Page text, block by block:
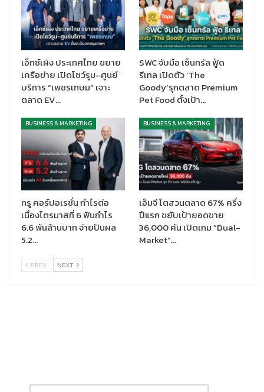
การให้ความสำคัญในการคัดแยกขยะ:โดยนำหลักการเศรษฐกิจ
และบริษัทในเครือ ให้พนักงานได้มีส่วนร่วมคัดแยกขยะในสำนักงาน
นอกจากนี้ยังจัดตั้งโครงการคัดแยกขวดที่นำกลับมาใช้ใหม่ได้ ยก
ตัวอย่างโครงการ Can 2 Can: การเก็บกระป๋องเครื่องดื่มอลูมิเนียม
จากผู้บริโภคกลับมาคัดแยก แล้วนำไปสู่กระบวนการรีไซเคิล ซึ่งในปี
63 สามารถเก็บกระป๋องอลูมิเนียมกลับมาได้ทั้งสิ้น 1,256 ตัน (89 ล้าน
ใบ) หรือ 21% ของปริมาณทั้งหมดที่บริษัทจำหน่ายทั่วประเทศ รวมถึง
การนำขวดแก้วกลับมาหมุนเวียนเพื่อใช้ซ้ำและรีไซเคิลถึง 82%
โดยล่าสุด“ช้าง โคลด์ บรูว์”หนึ่งในผลิตภัณฑ์ที่ขายดี และมีภาพ
ลักษณ์พรีเมียมโดนใจกลุ่มลูกค้ารุ่นใหม่ ได้มีการออกบรรจุภัณฑ์ใหม่
“ช้างโคลด์ บรูว์” Recyclable Pack ที่ตอบโจทย์ในเรื่องของรูป
ลักษณ์ที่พรีเมียม ทันสมัย และช่วยเพิ่มความสะดวกสบายให้กับลูกค้า
คืนบรรจุภัณฑ์ (Drop off) เพื่อให้ลูกค้าทุกคนสามารถนำบรรจุภัณฑ์ที่
เอ็กซ์เผิง ประเทศไทย ขยาย
เครือข่าย เปิดโชว์รูม–ศูนย์
บริการ “เพชรเกษม” เจาะ
ตลาด EV…
SWC จับมือ เซ็นทรัล ฟู้ด
รีเทล เปิดตัว ‘The
Goody’รุกตลาด Premium
Pet Food ตั้งเป้า…
BUSINESS & MARKETING
ทรู คอร์ปอเรชั่น กำไรต่อ
เนื่องไตรมาสที่ 6 ฟันกำไร
6.6 พันล้านบาท จ่ายปันผล
5.2…
BUSINESS & MARKETING
เอ็มจี โตสวนตลาด 67% ครึ่ง
ปีแรก ขยับเป้ายอดขาย
36,000 คัน เปิดเกม “Dual-
Market”…
PREV NEXT